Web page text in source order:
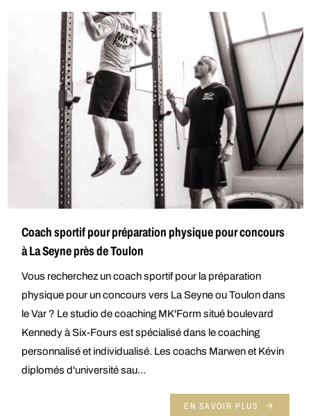
Coach sportif pour préparation physique pour concours
à La Seyne près de Toulon
Vous recherchez un coach sportif pour la préparation
physique pour un concours vers La Seyne ou Toulon dans
le Var ? Le studio de coaching MK'Form situé boulevard
Kennedy à Six-Fours est spécialisé dans le coaching
personnalisé et individualisé. Les coachs Marwen et Kévin
diplomés d'université sau...
EN SAVOIR PLUS